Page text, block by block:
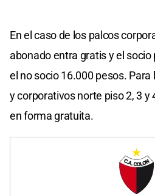
En el caso de los palcos
abonado entra gratis y el
el no socio 16.000 pesos.
y corporativos norte piso 2, 3 y
en forma gratuita.